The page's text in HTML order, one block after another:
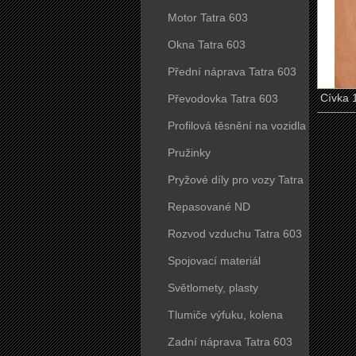
Motor Tatra 603
Okna Tatra 603
Přední náprava Tatra 603
Převodovka Tatra 603
Profilová těsnění na vozidla
Tatra 603
Pružinky
Pryžové díly pro vozy Tatra
603
Repasované ND
Rozvod vzduchu Tatra 603
Spojovací materiál
Světlomety, plasty
Tlumiče výfuku, kolena
Zadní náprava Tatra 603
Cívka